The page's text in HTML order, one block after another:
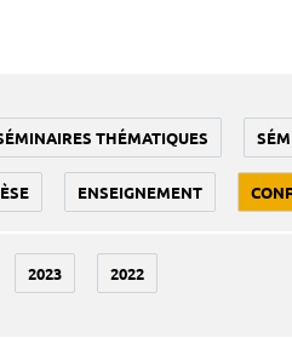
THÉMATIQUES
ENSEIGNEMENT
2023 2022